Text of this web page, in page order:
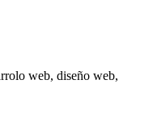
web, diseño web,